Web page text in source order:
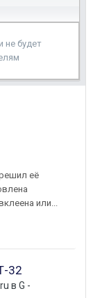
не будет
её
или...
32
в G -